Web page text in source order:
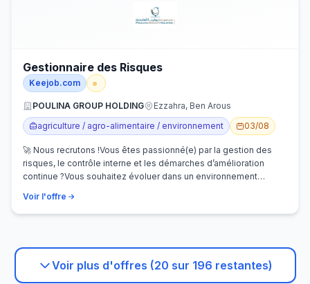
Gestionnaire des Risques
Keejob.com
POULINA GROUP HOLDING
Ezzahra, Ben Arous
agriculture / agro-alimentaire / environnement
03/08
🚀 Nous recrutons !Vous êtes passionné(e) par la gestion des
risques, le contrôle interne et les démarches d’amélioration
continue ?Vous souhaitez évoluer dans un environnement
Voir l'offre
Voir plus d'offres (20 sur 196 restantes)